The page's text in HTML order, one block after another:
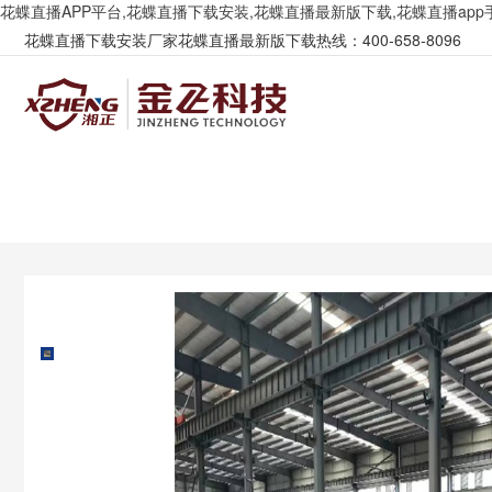
花蝶直播APP平台,花蝶直播下载安装,花蝶直播最新版下载,花蝶直播app
花蝶直播下载安装厂家花蝶直播最新版下载热线：400-658-8096